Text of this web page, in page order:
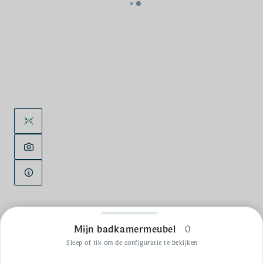
Mijn badkamermeubel 0
Sleep of tik om de configuratie te bekijken